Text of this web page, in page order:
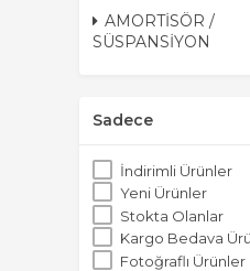
AMORTİSÖR /
SÜSPANSİYON
Sadece
İndirimli Ürünler
Yeni Ürünler
Stokta Olanlar
Kargo Bedava
Fotoğraflı Ürünler